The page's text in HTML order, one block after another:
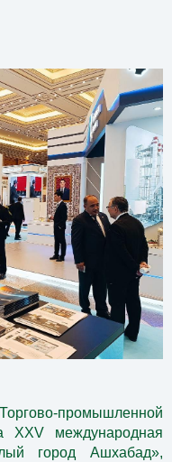
промышленной
XXV международная
город Ашхабад»,